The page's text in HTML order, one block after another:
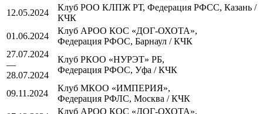
12.05.2024
Клуб РОО КЛПЖ РТ, Федерация РФСС, Казань /
КЧК
01.06.2024
Клуб АРОО КОС «ДОГ-ОХОТА»,
Федерация РФОС, Барнаул / КЧК
27.07.2024
—
28.07.2024
Клуб РКОО «НУРЭТ» РБ,
Федерация РФОС, Уфа / КЧК
09.11.2024
Клуб МКОО «ИМПЕРИЯ»,
Федерация РФЛС, Москва / КЧК
Клуб АРОО КОС «ДОГ-ОХОТА»,